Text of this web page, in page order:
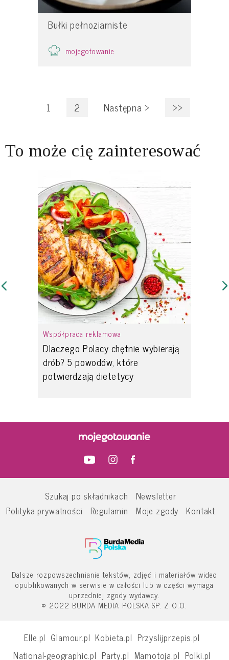
Bułki pełnoziarniste
mojegotowanie
1 2 Następna > >>
To może cię zainteresować
Współpraca reklamowa
Dlaczego Polacy chętnie wybierają
drób? 5 powodów, które
potwierdzają dietetycy
Szukaj po składnikach
Newsletter
Polityka prywatności
Regulamin Moje zgody Kontakt
Dalsze rozpowszechnianie tekstów, zdjęć i materiałów wideo
opublikowanych w serwisie w całości lub w części wymaga
uprzedniej zgody wydawcy.
© 2022 BURDA MEDIA POLSKA SP. Z O.O.
Elle.pl Glamour.pl Kobieta.pl Przyslijprzepis.pl
National-geographic.pl Party.pl Mamotoja.pl Polki.pl